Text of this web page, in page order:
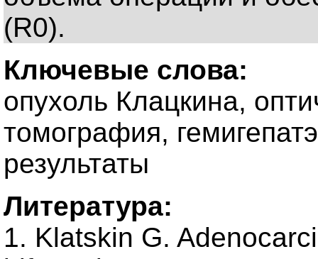
(R0).
Ключевые слова:
опухоль Клацкина,
томография,
результаты
Литература:
1. Klatskin G.